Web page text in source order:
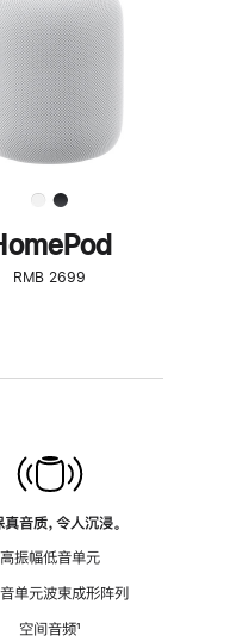
了
解
HomePod<
RMB 2699
音质，令人沉浸。
高振幅低音单元
单元波束成形阵列
空间音频脚
¹